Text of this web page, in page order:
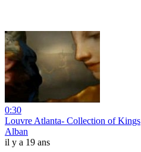
0:30
Louvre Atlanta- Collection of Kings
Alban
il y a 19 ans